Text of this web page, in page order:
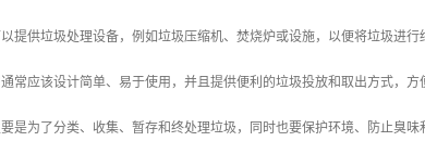
提供垃圾处理设备，例如垃圾压缩机、焚烧炉或设施，以便将垃圾进行
常应该设计简单、易于使用，并且提供便利的垃圾投放和取出方式，方
是为了分类、收集、暂存和终处理垃圾，同时也要保护环境、防止臭味